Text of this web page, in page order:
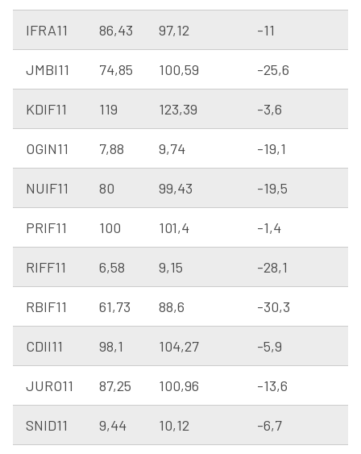
IFRA11 86,43 97,12 -11
JMBI11 74,85 100,59 -25,6
KDIF11 119 123,39 -3,6
OGIN11 7,88 9,74 -19,1
NUIF11 80 99,43 -19,5
PRIF11 100 101,4 -1,4
RIFF11 6,58 9,15 -28,1
RBIF11 61,73 88,6 -30,3
CDII11 98,1 104,27 -5,9
JURO11 87,25 100,96 -13,6
SNID11 9,44 10,12 -6,7